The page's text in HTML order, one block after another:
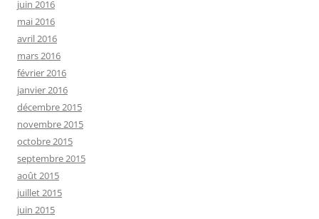
juin 2016
mai 2016
avril 2016
mars 2016
février 2016
janvier 2016
décembre 2015
novembre 2015
octobre 2015
septembre 2015
août 2015
juillet 2015
juin 2015